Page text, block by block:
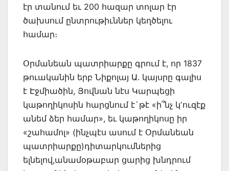
էր տանում եւ 200 հազար տոլար էր
ծախսում ընտրութիւններ կեղծելու
համար։
Օրմանեան պատրիարքը գրում է, որ 1837
թուականին երբ Նիքոլայ Ա. կայսրը գալիս
է Էջմիածին, Յովնան նէս Կարպեցի
կաթողիկոսին հարցնում է`թէ «ի՞նչ կʼուզէք
անեմ ձեր համար», եւ կաթողիկոսը իր
«շահամոլ» (ինչպէս ասում է Օրմանեան
պատրիարքը)դիտարկումներից
ելնելով,անամօթաբար ցարից խնդրում